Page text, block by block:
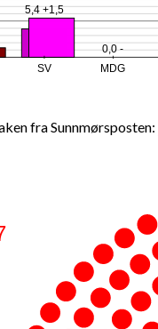
5,4 +1,5
0,0 -
SV MDG
fra Sunnmørsposten: